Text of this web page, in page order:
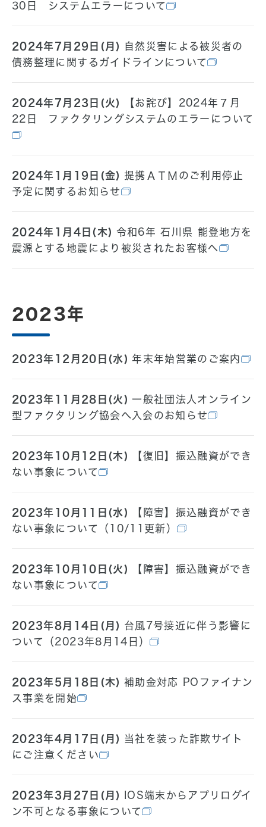
30日 システムエラーについて
2024年7月29日(月)
自然災害による被災者の
債務整理に関するガイドラインについて
2024年7月23日(火)
【お詫び】2024年７月
22日 ファクタリングシステムのエラーについて
2024年1月19日(金) 提携ＡＴＭのご利用停止
予定に関するお知らせ
2024年1月4日(木) 令和6年 石川県 能登地方を
震源とする地震により被災されたお客様へ
2023年
2023年12月20日(水) 年末年始営業のご案内
2023年11月28日(火) 一般社団法人オンライン
型ファクタリング協会へ入会のお知らせ
2023年10月12日(木)
【復旧】振込融資ができ
ない事象について
2023年10月11日(水)
【障害】振込融資ができ
ない事象について（10/11更新）
2023年10月10日(火)
【障害】振込融資ができ
ない事象について
2023年8月14日(月) 台風7号接近に伴う影響に
ついて（2023年8月14日）
2023年5月18日(木) 補助金対応 POファイナン
ス事業を開始
2023年4月17日(月) 当社を装った詐欺サイト
にご注意ください
2023年3月27日(月)
IOS端末からアプリログイ
ン不可となる事象について